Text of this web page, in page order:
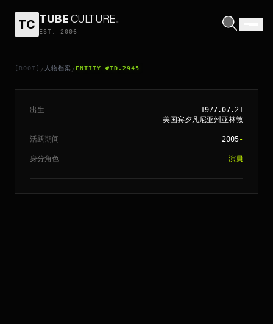
TC TUBECULTURE.
EST. 2006
[ROOT] / 人物档案 /ENTITY_#ID.2945
// ENTITY_#ID.2945
大卫达斯马齐恩
出生
1977.07.21
美国宾夕凡尼亚州亚林敦
活跃期间 2005-
身分角色 演員